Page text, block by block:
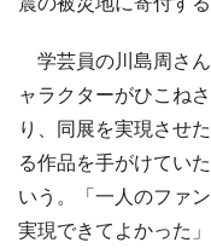
学芸員の川島周さ
ャラクターがひこね
り、同展を実現させ
る作品を手がけてい
いう。「一人のファ
実現できてよかった